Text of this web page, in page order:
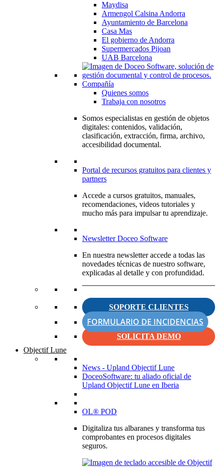
Maydisa
Armengol Calsina Andorra
Ayuntamiento de Barcelona
Casa Mas
El gobierno de Andorra
Supermercados Pijoan
UAB Barcelona
Compañía
Quienes somos
Trabaja con nosotros
Somos especialistas en gestión de objetos
digitales: contenidos, validación,
clasificación, extracción, firma, archivo,
accesibilidad documental.
Portal de recursos gratuitos para clientes y
partners
Accede a cursos gratuitos, manuales,
recomendaciones, videos tutoriales y
mucho más para impulsar tu aprendizaje.
Newsletter Doceo Software
En nuestra newsletter accede a todas las
novedades técnicas de nuestro software,
explicadas al detalle y con profundidad.
SOPORTE CLIENTES
FORMULARIO DE INCIDENCIAS
SOLICITA DEMO
Objectif Lune
News - Upland Objectif Lune
DoceoSoftware: tu aliado oficial de
Upland Objectif Lune en Iberia
OL® POD
Digitaliza tus albaranes y transforma tus
comprobantes en procesos digitales
seguros.